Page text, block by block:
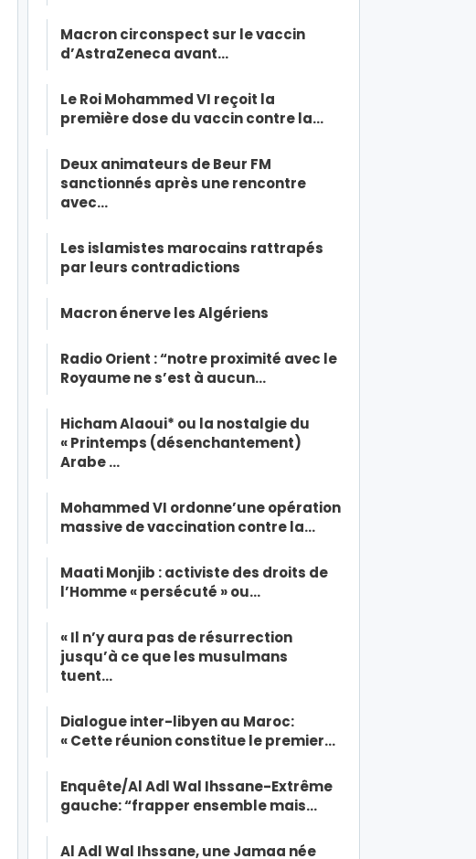
Macron circonspect sur le vaccin
d’AstraZeneca avant…
Le Roi Mohammed VI reçoit la
première dose du vaccin contre la…
Deux animateurs de Beur FM
sanctionnés après une rencontre
avec…
Les islamistes marocains rattrapés
par leurs contradictions
Macron énerve les Algériens
Radio Orient : “notre proximité avec le
Royaume ne s’est à aucun…
Hicham Alaoui* ou la nostalgie du
« Printemps (désenchantement)
Arabe …
Mohammed VI ordonne’une opération
massive de vaccination contre la…
Maati Monjib : activiste des droits de
l’Homme « persécuté » ou…
« Il n’y aura pas de résurrection
jusqu’à ce que les musulmans
tuent…
Dialogue inter-libyen au Maroc:
« Cette réunion constitue le premier…
Enquête/Al Adl Wal Ihssane-Extrême
gauche: “frapper ensemble mais…
Al Adl Wal Ihssane, une Jamaa née